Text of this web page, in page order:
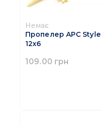
Немає
Пропелер APC Style
12x6
109.00 грн